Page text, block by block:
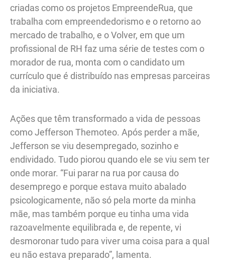
criadas como os projetos EmpreendeRua, que
trabalha com empreendedorismo e o retorno ao
mercado de trabalho, e o Volver, em que um
profissional de RH faz uma série de testes com o
morador de rua, monta com o candidato um
currículo que é distribuído nas empresas parceiras
da iniciativa.
Ações que têm transformado a vida de pessoas
como Jefferson Themoteo. Após perder a mãe,
Jefferson se viu desempregado, sozinho e
endividado. Tudo piorou quando ele se viu sem ter
onde morar. “Fui parar na rua por causa do
desemprego e porque estava muito abalado
psicologicamente, não só pela morte da minha
mãe, mas também porque eu tinha uma vida
razoavelmente equilibrada e, de repente, vi
desmoronar tudo para viver uma coisa para a qual
eu não estava preparado”, lamenta.